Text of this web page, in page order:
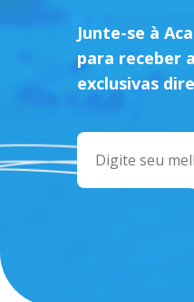
Junte-se à
para receber
exclusivas